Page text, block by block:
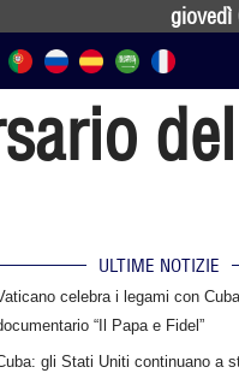
giovedì
ULTIME NOTIZIE
celebra i legami con
“Il Papa e Fidel”
gli Stati Uniti continuano a